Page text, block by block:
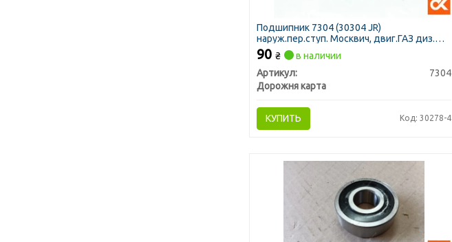
Подшипник 7304 (30304 JR)
наруж.пер.ступ. Москвич, двиг.ГАЗ диз.
<ДК>
90 ₴
в наличии
Артикул:
7304
Дорожня карта
КУПИТЬ Код: 30278-4